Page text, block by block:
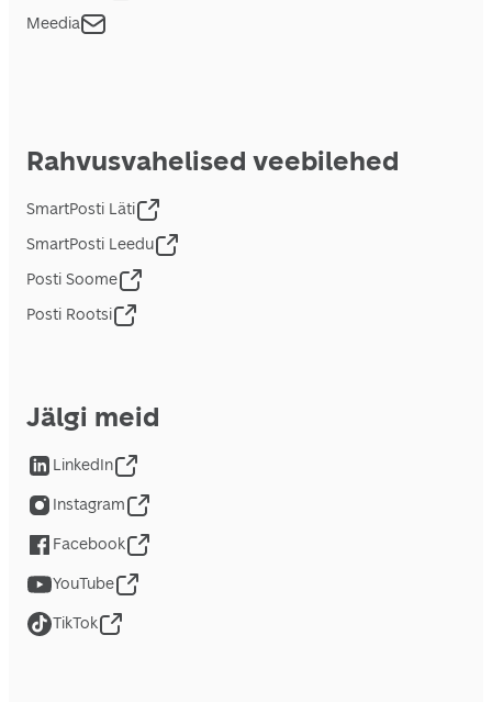
Meedia
Rahvusvahelised veebilehed
SmartPosti Läti
SmartPosti Leedu
Posti Soome
Posti Rootsi
Jälgi meid
LinkedIn
Instagram
Facebook
YouTube
TikTok